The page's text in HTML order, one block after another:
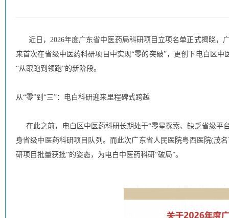
近日，2026年度广东省中医药局科研项目立项名单正式揭晓，
来首次在省级中医药科研项目中实现“零的突破”，更创下电白区
“从跟跑到领跑”的新阶段。
从“零”到“三”：电白科研迎来里程碑式跨越
在此之前，电白区中医药科研长期处于“零星探索、缺乏省级平
身省级中医药科研项目队列。而此次广东省人民医院粤西医院(茂
研项目批量获批”的姿态，为电白中医药科研“破局”。